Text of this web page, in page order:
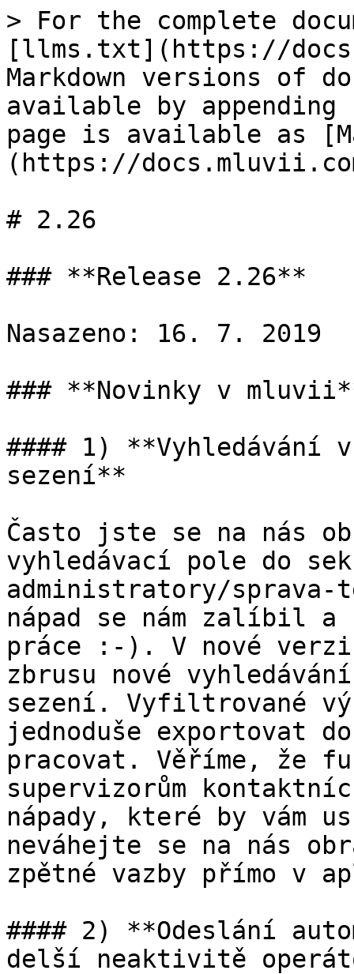
> For the complete
[llms.txt](https://
Markdown versions of
available by
page is available as
(https://
# 2.26
### **Release 2.26**
Nasazeno: 16. 7. 2019
### **Novinky v
#### 1) **Vyhledávání
sezení**
Často jste se na nás
vyhledávací pole do
administratory/sprava-
nápad se nám zalíbil
práce :-). V nové
zbrusu nové
sezení. Vyfiltrované
jednoduše exportovat
pracovat. Věříme, že
supervizorům
nápady, které by vám
neváhejte se na nás
zpětné vazby přímo v
#### 2) **Odeslání
delší neaktivitě